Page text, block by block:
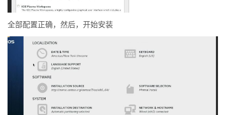
全部配置正确，然后，开始安装